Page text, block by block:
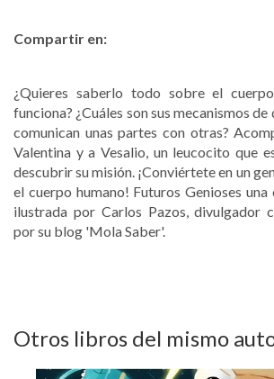
Compartir en:
¿Quieres saberlo todo sobre el
funciona? ¿Cuáles son sus mecanismos de
comunican unas partes con otras?
Valentina y a Vesalio, un leucocito que
descubrir su misión. ¡Conviértete en un
el cuerpo humano! Futuros Genioses
ilustrada por Carlos Pazos, divulgador
por su blog 'Mola Saber'.
Otros libros del mismo